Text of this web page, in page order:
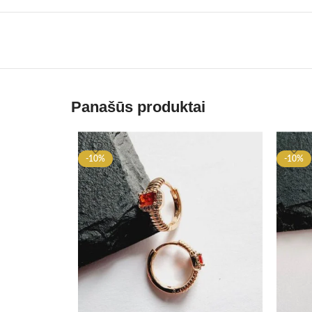
Panašūs produktai
-10% -10%